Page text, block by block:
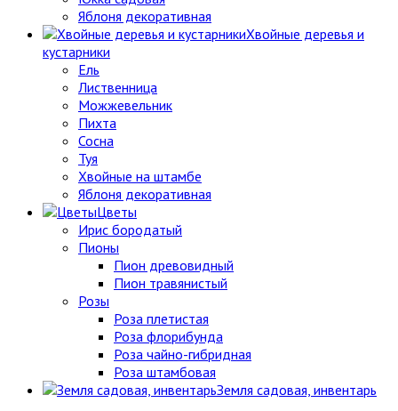
Яблоня декоративная
Хвойные деревья и
кустарники
Ель
Лиственница
Можжевельник
Пихта
Сосна
Туя
Хвойные на штамбе
Яблоня декоративная
Цветы
Ирис бородатый
Пионы
Пион древовидный
Пион травянистый
Розы
Роза плетистая
Роза флорибунда
Роза чайно-гибридная
Роза штамбовая
Земля садовая, инвентарь